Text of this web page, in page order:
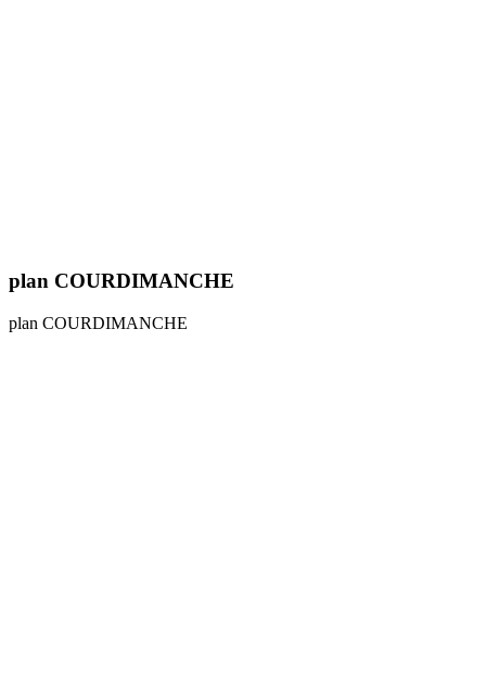
plan COURDIMANCHE
plan COURDIMANCHE